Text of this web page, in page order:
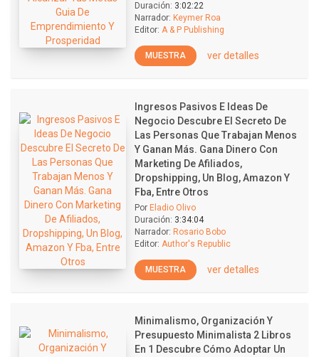
Duración: 3:02:22
Narrador: Keymer Roa
Editor: A & P Publishing
MUESTRA ver detalles
Ingresos Pasivos E Ideas De
Negocio Descubre El Secreto De
Las Personas Que Trabajan Menos
Y Ganan Más. Gana Dinero Con
Marketing De Afiliados,
Dropshipping, Un Blog, Amazon Y
Fba, Entre Otros
Por Eladio Olivo
Duración: 3:34:04
Narrador: Rosario Bobo
Editor: Author's Republic
MUESTRA ver detalles
Minimalismo, Organización Y
Presupuesto Minimalista 2 Libros
En 1 Descubre Cómo Adoptar Un